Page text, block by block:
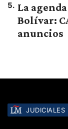
5. La
Bolívar:
anuncios
JUDICIALES